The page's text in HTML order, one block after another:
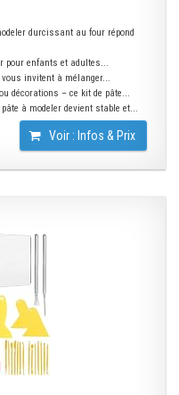
durcissant au four répond
pour enfants et adultes...
vous invitent à mélanger...
décorations – ce kit de pâte...
pâte à modeler devient stable et...
Voir : Infos & Prix